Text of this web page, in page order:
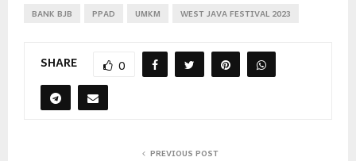
BANK BJB PPAD UMKM WEST JAVA FESTIVAL 2023
SHARE 0
PREVIOUS POST